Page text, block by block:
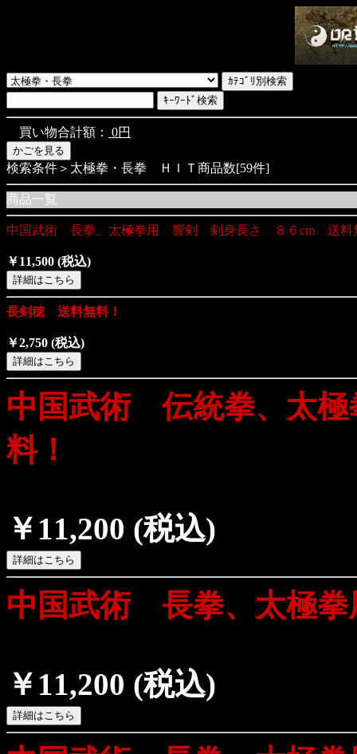
買い物合計額： 0円
検索条件＞太極拳・長拳 ＨＩＴ商品数[59件]
商品一覧
中国武術 長拳、太極拳用 響剣 剣身長さ ８６cm 送料
￥11,500 (税込)
長剣穂 送料無料！
￥2,750 (税込)
中国武術 伝統拳、太
料！
￥11,200 (税込)
中国武術 長拳、太極
￥11,200 (税込)